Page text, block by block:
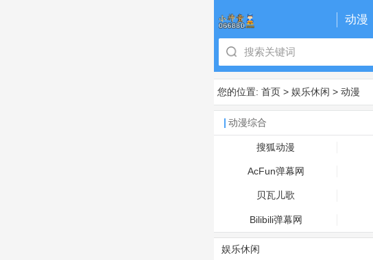
动漫
您的位置: 首页 > 娱乐休闲 > 动漫
动漫综合
搜狐动漫
AcFun弹幕网
贝瓦儿歌
Bilibili弹幕网
娱乐休闲